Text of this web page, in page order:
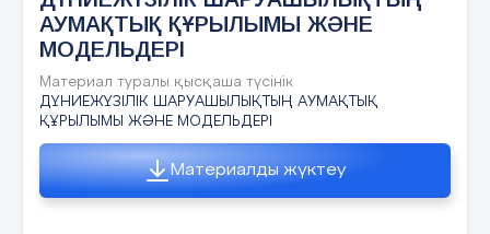
АУМАҚТЫҚ ҚҰРЫЛЫМЫ ЖӘНЕ
МОДЕЛЬДЕРІ
Материал туралы қысқаша түсінік
ДҮНИЕЖҮЗІЛІК ШАРУАШЫЛЫҚТЫҢ АУМАҚТЫҚ
ҚҰРЫЛЫМЫ ЖӘНЕ МОДЕЛЬДЕРІ
Материалды жүктеу